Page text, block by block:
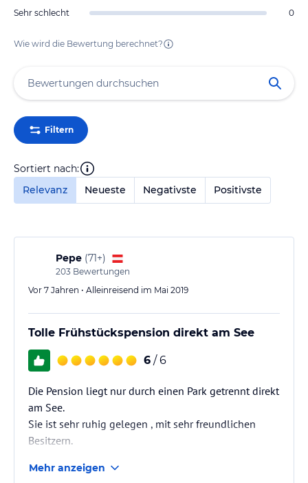
Sehr schlecht
0
Wie wird die Bewertung berechnet?
Filtern
Sortiert nach:
Relevanz
Neueste Negativste Positivste
Pepe (71+)
203 Bewertungen
Vor 7 Jahren • Alleinreisend im Mai 2019
Tolle Frühstückspension direkt am See
6 / 6
Die Pension liegt nur durch einen Park getrennt direkt
am See.
Sie ist sehr ruhig gelegen , mit sehr freundlichen
Besitzern.
Mehr anzeigen